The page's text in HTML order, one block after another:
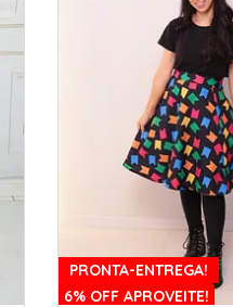
PRONTA-ENTREGA!
6% OFF APROVEITE!